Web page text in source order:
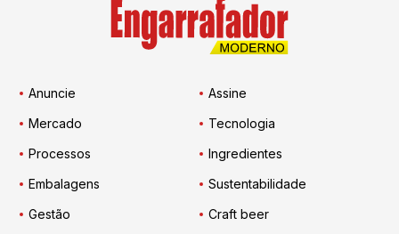
Anuncie
Assine
Mercado
Tecnologia
Processos
Ingredientes
Embalagens
Sustentabilidade
Gestão
Craft beer